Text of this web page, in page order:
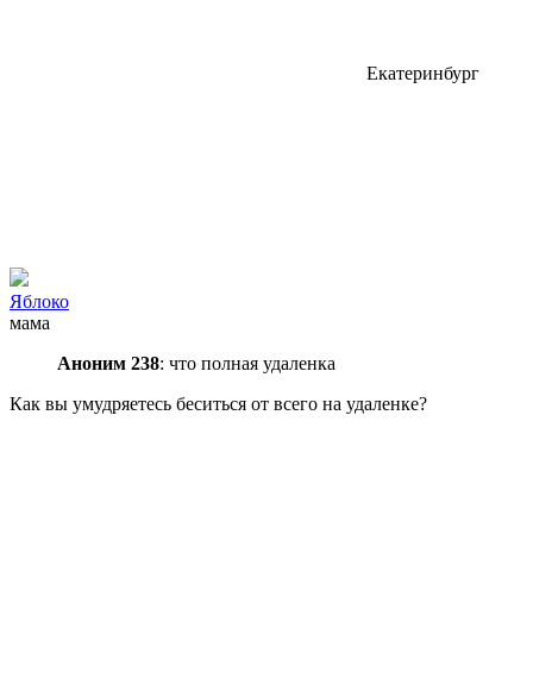
Екатеринбург
Яблоко
мама
Аноним 238: что полная удаленка
Как вы умудряетесь беситься от всего на удаленке?